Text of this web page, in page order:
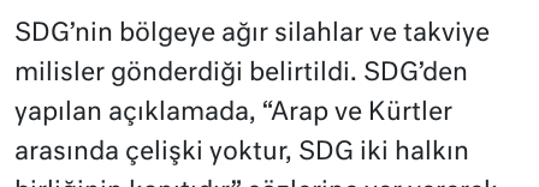
SDG’nin bölgeye ağır silahlar ve takviye
milisler gönderdiği belirtildi. SDG’den
yapılan açıklamada, “Arap ve Kürtler
arasında çelişki yoktur, SDG iki halkın